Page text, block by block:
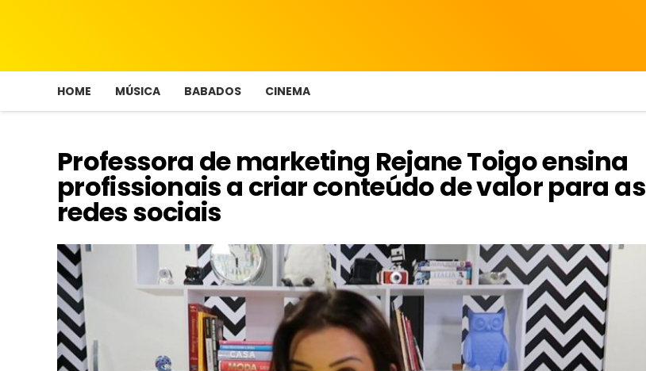
HOME MÚSICA BABADOS CINEMA
Professora de marketing Rejane Toigo ensina
profissionais a criar conteúdo de valor para as
redes sociais